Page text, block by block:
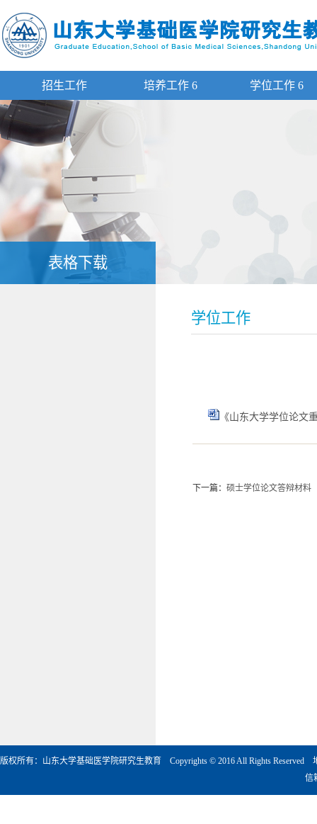
招生工作 培养工作 6 学位工作 6
表格下载
学位工作
《山东大学学位论文
下一篇： 硕士学位论文答辩材料
版权所有：山东大学基础医学院研究生教育 Copyrights © 2016 All Rights
信